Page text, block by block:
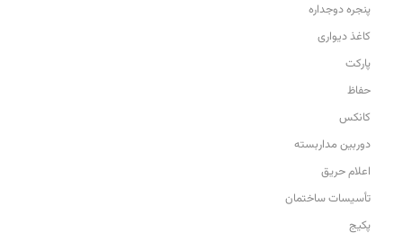
پنجره دوجداره
کاغذ دیواری
پارکت
حفاظ
کانکس
دوربین مداربسته
اعلام حریق
تأسیسات ساختمان
پکیج